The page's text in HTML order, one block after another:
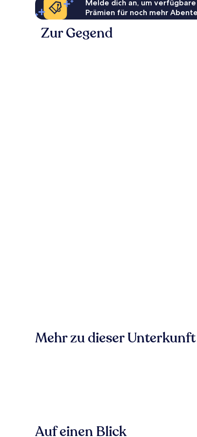
Melde dich an, um
Prämien für noch mehr
Zur Gegend
Mehr zu dieser Unterkunft
Auf einen Blick